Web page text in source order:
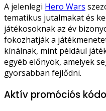
A jelenlegi Hero Wars
tematikus jutalmakat és
játékosoknak az év
fokozhatják a
kínálnak, mint például
egyéb előnyök, amelyek
gyorsabban fejlődni.
Aktív promóciós